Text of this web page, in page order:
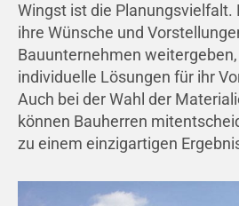
Wingst ist die Planungsvielfalt.
ihre Wünsche und
Bauunternehmen
individuelle Lösungen für ihr
Auch bei der Wahl der
können Bauherren
zu einem einzigartigen